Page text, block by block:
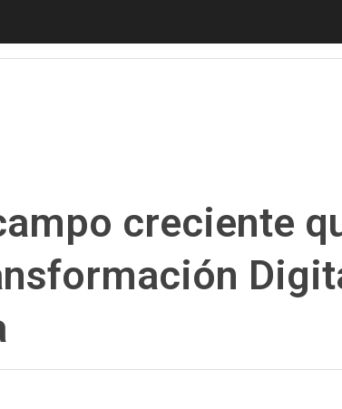
el campo creciente que apunta a la
creciente